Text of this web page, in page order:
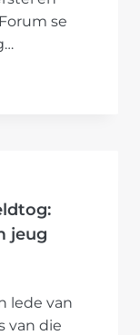
se
jeug
lede van
van die